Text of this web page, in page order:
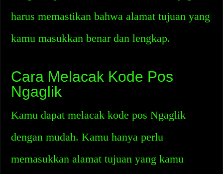
harus memastikan bahwa alamat tujuan yang
kamu masukkan benar dan lengkap.
Cara Melacak Kode Pos
Ngaglik
Kamu dapat melacak kode pos Ngaglik
dengan mudah. Kamu hanya perlu
memasukkan alamat tujuan yang kamu